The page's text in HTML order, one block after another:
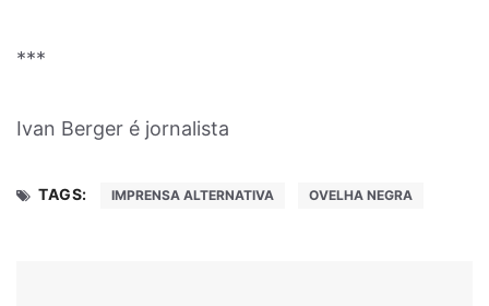
***
Ivan Berger é jornalista
TAGS: IMPRENSA ALTERNATIVA OVELHA NEGRA